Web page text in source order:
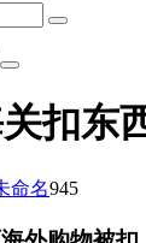
扣东
命名945